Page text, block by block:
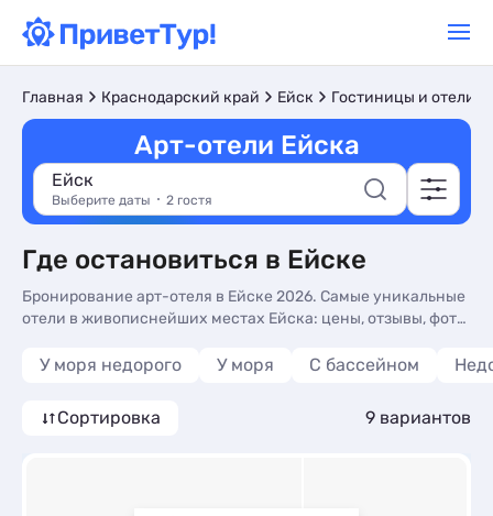
Главная Краснодарский край Ейск Гостиницы и отели
Арт-отели Ейска
Ейск
Выберите даты 2 гостя
Где остановиться в Ейске
Бронирование арт-отеля в Ейске 2026. Самые уникальные
отели в живописнейших местах Ейска: цены, отзывы, фото
У моря недорого У моря С бассейном
Сортировка 9 вариантов